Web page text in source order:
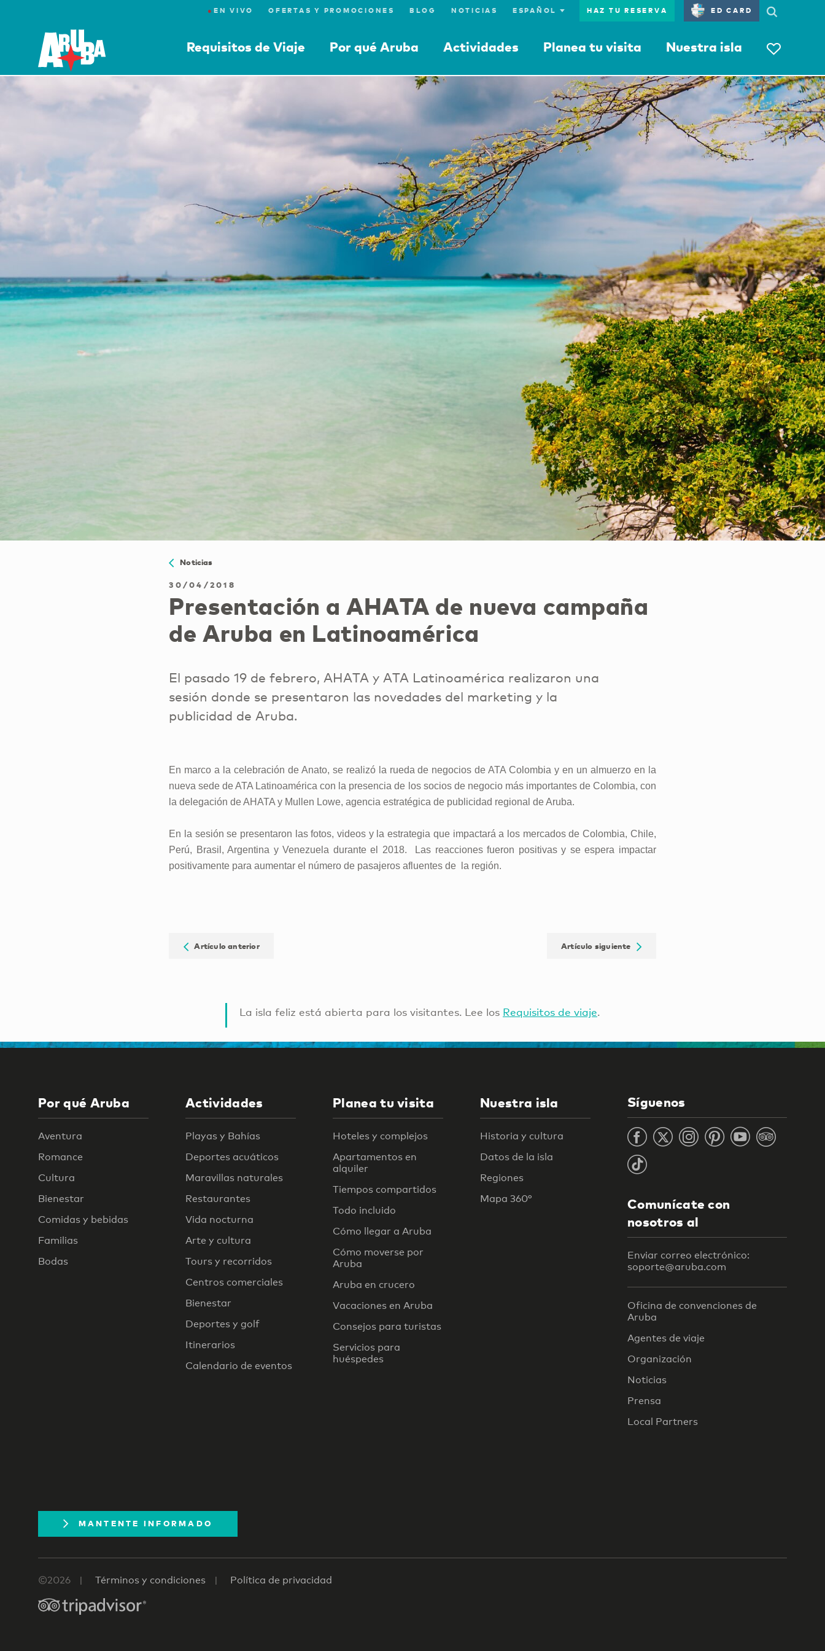
● EN VIVO OFERTAS Y PROMOCIONES BLOG NOTICIAS HAZ TU RESERVA ED CARD
Requisitos de Viaje Por qué Aruba Actividades Planea tu visita Nuestra isla
Noticias
30/04/2018
Presentación a AHATA de nueva campaña
de Aruba en Latinoamérica
El pasado 19 de febrero, AHATA y ATA Latinoamérica realizaron una
sesión donde se presentaron las novedades del marketing y la
publicidad de Aruba.
En marco a la celebración de Anato, se realizó la rueda de negocios de ATA Colombia y en un almuerzo en la
nueva sede de ATA Latinoamérica con la presencia de los socios de negocio más importantes de Colombia, con
la delegación de AHATA y Mullen Lowe, agencia estratégica de publicidad regional de Aruba.
En la sesión se presentaron las fotos, videos y la estrategia que impactará a los mercados de Colombia, Chile,
Perú, Brasil, Argentina y Venezuela durante el 2018. Las reacciones fueron positivas y se espera impactar
positivamente para aumentar el número de pasajeros afluentes de la región.
Artículo anterior Artículo siguiente
La isla feliz está abierta para los visitantes. Lee los Requisitos de viaje.
Por qué Aruba
Aventura
Romance
Cultura
Bienestar
Comidas y bebidas
Familias
Bodas
Actividades
Playas y Bahías
Deportes acuáticos
Maravillas naturales
Restaurantes
Vida nocturna
Arte y cultura
Tours y recorridos
Centros comerciales
Bienestar
Deportes y golf
Itinerarios
Calendario de eventos
Planea tu visita
Hoteles y complejos
Apartamentos en
alquiler
Tiempos compartidos
Todo incluido
Cómo llegar a Aruba
Cómo moverse por
Aruba
Aruba en crucero
Vacaciones en Aruba
Consejos para turistas
Servicios para
huéspedes
Nuestra isla
Historia y cultura
Datos de la isla
Regiones
Mapa 360°
Síguenos
Comunícate con
nosotros al
Enviar correo electrónico:
soporte@aruba.com
Oficina de convenciones de
Aruba
Agentes de viaje
Organización
Noticias
Prensa
Local Partners
MANTENTE INFORMADO
©2026 Términos y condiciones Política de privacidad